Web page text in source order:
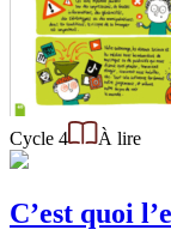
Cycle 4 À lire
C’est quoi